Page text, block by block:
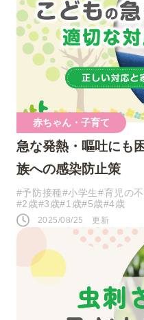
SNS
このページ
赤ちゃん・子育て
急な発熱・嘔吐にも
族への感染防止策
#予防接種#小学生#育児の
#2歳#3歳#1歳#5歳#4歳
2025/08/25 更新